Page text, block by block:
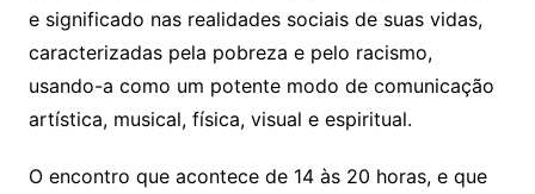
e significado nas realidades sociais de suas vidas,
caracterizadas pela pobreza e pelo racismo,
usando-a como um potente modo de comunicação
artística, musical, física, visual e espiritual.
O encontro que acontece de 14 às 20 horas, e que